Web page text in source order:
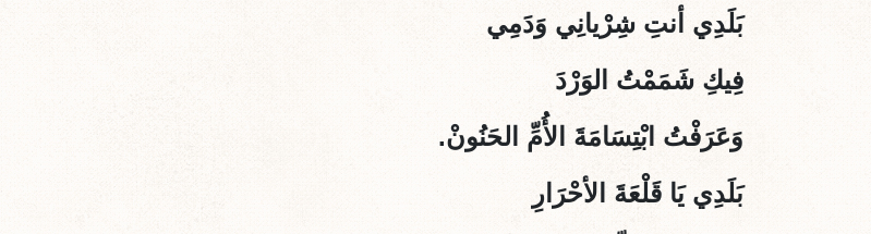
بَلَدِي أنتِ شِرْيانِي وَدَمِي
فِيكِ شَمَمْتُ الوَرْدَ
وَعَرَفْتُ ابْتِسَامَةَ الأُمِّ الحَنُونْ.
بَلَدِي يَا قَلْعَةَ الأحْرَارِ